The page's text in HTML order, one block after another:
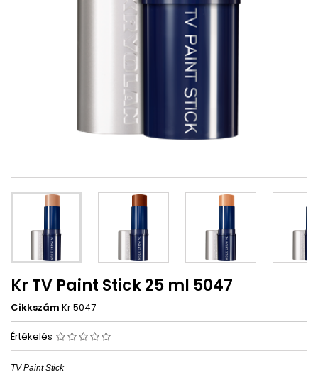
Kr TV Paint Stick 25 ml 5047
Cikkszám Kr 5047
Értékelés
TV Paint Stick